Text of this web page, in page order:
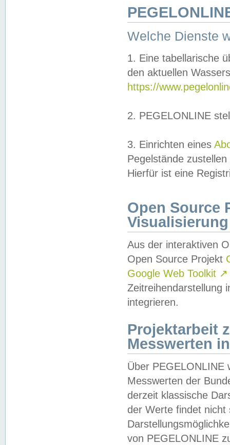
Welche Dienste
1. Eine tabellarische
den aktuellen
https://
2. PEGELONLINE
3. Einrichten eines
Pegelstände
Hierfür ist eine
Open Source
Visualisierung
Aus der interaktiven
Open Source Projekt
Google Web Toolkit ↗
Zeitreihendarstellung
integrieren.
Projektarbeit
Messwerten
Über PEGELONLINE
Messwerten der
derzeit klassische
der Werte findet
von PEGELONLINE